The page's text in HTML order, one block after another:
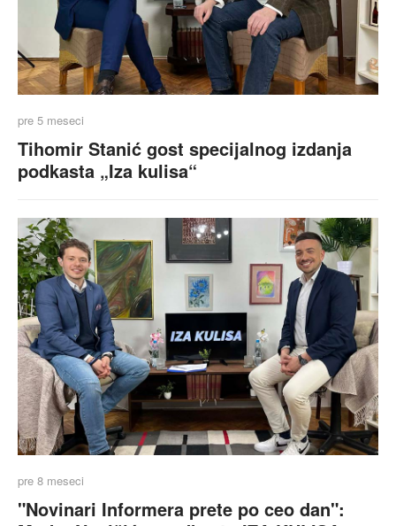
pre 5 meseci
Tihomir Stanić gost specijalnog izdanja
podkasta „Iza kulisa“
pre 8 meseci
"Novinari Informera prete po ceo dan":